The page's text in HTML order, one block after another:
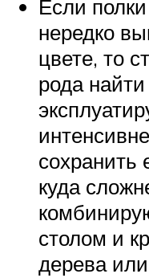
Если
нередко
цвете, то
рода
куда
столом и
дерева